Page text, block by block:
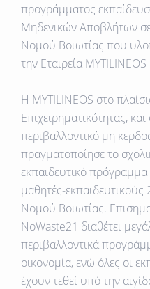
προγράμματος
Μηδενικών Αποβλήτων
Νομού Βοιωτίας που
την Εταιρεία MYTILINEOS
Η MYTILINEOS στο
Επιχειρηματικότητας,
περιβαλλοντικό μη
πραγματοποίησε το
εκπαιδευτικό
μαθητές-
Νομού Βοιωτίας.
NoWaste21 διαθέτει
περιβαλλοντικά
οικονομία, ενώ όλες οι
έχουν τεθεί υπό την